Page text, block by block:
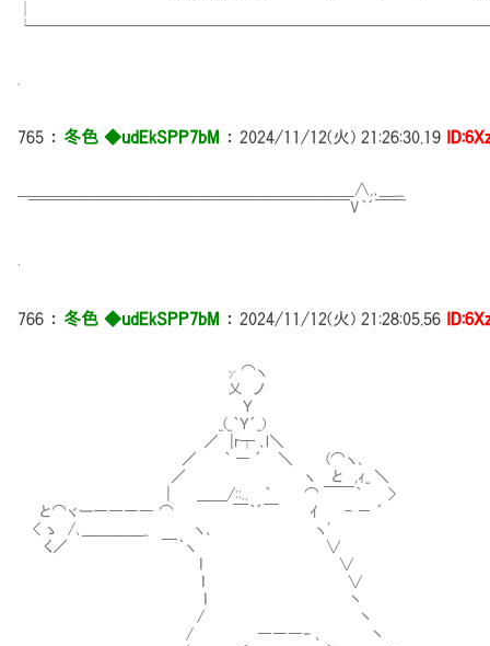
765 ： 冬色 ◆udEkSPP7bM ： 2024/11/12(火) 21:26:30.19
＿＿＿＿＿＿＿＿＿＿＿＿＿＿＿＿＿＿＿＿＿＿∧,､＿__
￣￣￣￣￣￣￣￣￣￣￣￣￣￣￣￣￣￣￣￣￣V｀´￣￣
766 ： 冬色 ◆udEkSPP7bM ： 2024/11/12(火) 21:28:05.56
γ⌒ヽ
乂 ノ
Ｙ
_(_｀Ｙ´_)
／ |r┬ ､l＼
／ ｀ ― ´ ＼ (⌒ヽ､
／ ヽ と ,ｨ_ ＼
| ＿＿/::.. ｀ ⌒ ￣￣｀ >
と⌒ヾー―――― ⌒ ￣｀´￣ ｲ - － ´
< ゝ /､＿＿＿＿_ ヽ､ ヽ'
く／ ￣｀ヽ ∨
ｌ ∨
ｌ ∨
ｌ 丶
/ 丶
/ ―――‐ ､ 丶